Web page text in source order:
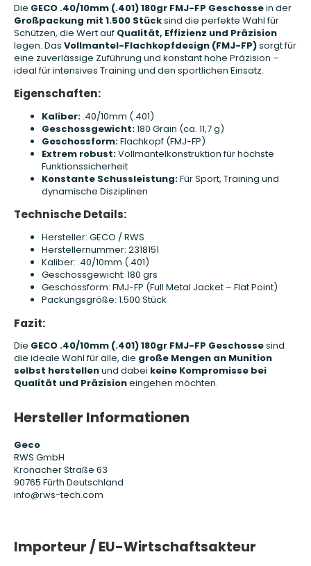
Die GECO .40/10mm (.401) 180gr FMJ-FP Geschossein der
Großpackung mit 1.500 Stücksind die perfekte Wahl für
Schützen, die Wert auf Qualität, Effizienz und Präzision
legen. Das Vollmantel-Flachkopfdesign (FMJ-FP)sorgt für
eine zuverlässige Zuführung und konstant hohe Präzision –
ideal für intensives Training und den sportlichen Einsatz.
Eigenschaften:
Kaliber: .40/10mm (.401)
Geschossgewicht:180 Grain (ca. 11,7 g)
Geschossform:Flachkopf (FMJ-FP)
Extrem robust:Vollmantelkonstruktion für höchste
Funktionssicherheit
Konstante Schussleistung:Für Sport, Training und
dynamische Disziplinen
Technische Details:
Hersteller: GECO / RWS
Herstellernummer: 2318151
Kaliber: .40/10mm (.401)
Geschossgewicht: 180 grs
Geschossform: FMJ-FP (Full Metal Jacket – Flat Point)
Packungsgröße: 1.500 Stück
Fazit:
Die GECO .40/10mm (.401) 180gr FMJ-FP Geschossesind
die ideale Wahl für alle, die große Mengen an Munition
selbst herstellenund dabei keine Kompromisse bei
Qualität und Präzisioneingehen möchten.
Hersteller Informationen
Geco
RWS GmbH
Kronacher Straße 63
90765 Fürth Deutschland
info@rws-tech.com
Importeur / EU-Wirtschaftsakteur